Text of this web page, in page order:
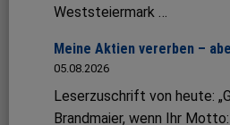
Weststeiermark …
Meine Aktien vererben –
05.08.2026
Leserzuschrift von heute:
Brandmaier, wenn Ihr